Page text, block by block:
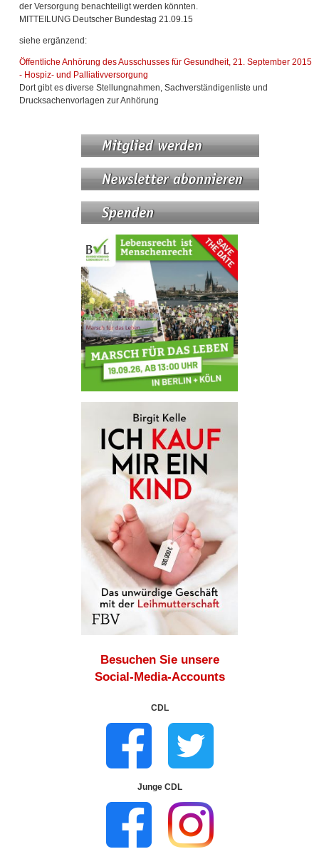
der Versorgung benachteiligt werden könnten.
MITTEILUNG Deutscher Bundestag 21.09.15
siehe ergänzend:
Öffentliche Anhörung des Ausschusses für Gesundheit, 21. September 2015
- Hospiz- und Palliativversorgung
Dort gibt es diverse Stellungnahmen, Sachverständigenliste und
Drucksachenvorlagen zur Anhörung
Besuchen Sie unsere
Social-Media-Accounts
CDL
Junge CDL